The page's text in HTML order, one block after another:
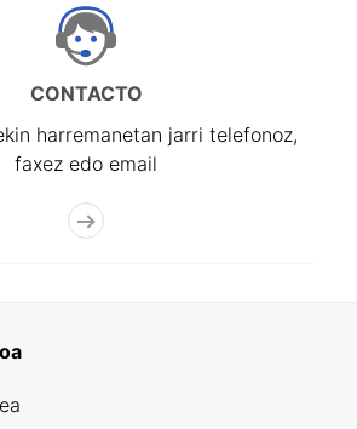
CONTACTO
harremanetan jarri telefonoz,
faxez edo email